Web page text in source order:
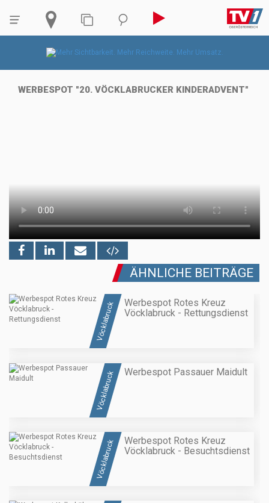
WERBESPOT "20. VÖCKLABRUCKER KINDERADVENT"
ÄHNLICHE BEITRÄGE
Vöcklabruck
Werbespot Rotes Kreuz
Vöcklabruck - Rettungsdienst
Vöcklabruck Werbespot Passauer Maidult
Vöcklabruck
Werbespot Rotes Kreuz
Vöcklabruck - Besuchtsdienst